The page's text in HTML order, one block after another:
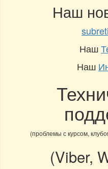
Наш
Наш
Наш
(проблемы с курсом,
(Viber,